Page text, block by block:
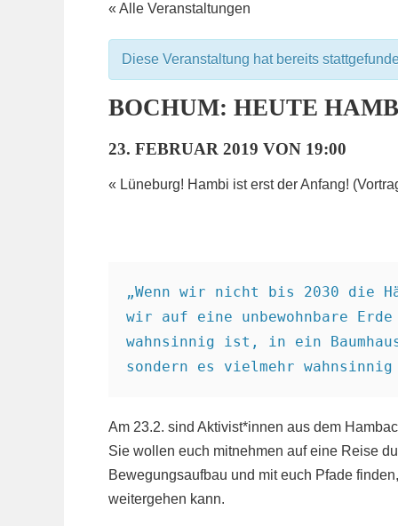
« Alle Veranstaltungen
Diese Veranstaltung hat bereits
BOCHUM: HEUTE
23. FEBRUAR 2019 VON 19:00
« Lüneburg! Hambi ist erst der Anfang!
„Wenn wir nicht bis 2030 die
wir auf eine unbewohnbare
wahnsinnig ist, in ein
Am 23.2. sind Aktivist*innen aus dem
Sie wollen euch mitnehmen auf eine Reise
Bewegungsaufbau und mit euch Pfade
weitergehen kann.